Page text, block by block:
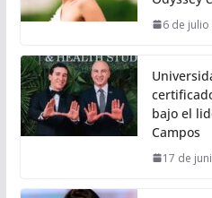
6 de
bajo el
Campos
17 de